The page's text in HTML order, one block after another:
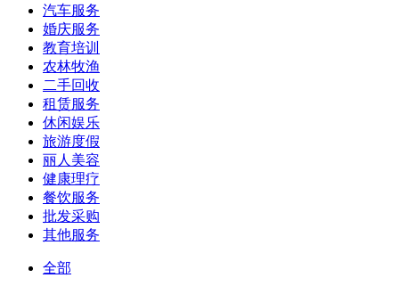
汽车服务
婚庆服务
教育培训
农林牧渔
二手回收
租赁服务
休闲娱乐
旅游度假
丽人美容
健康理疗
餐饮服务
批发采购
其他服务
全部